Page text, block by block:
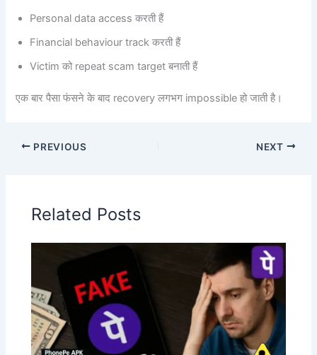
Personal data access करती हैं
Financial behaviour track करती हैं
Victim को repeat scam target बनाती हैं
एक बार पैसा फंसने के बाद recovery लगभग impossible हो जाती है।
PREVIOUS NEXT
Related Posts